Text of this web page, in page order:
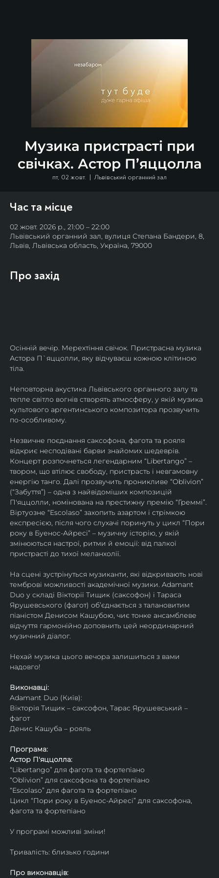
Музика пристрасті при
свічках. Астор П’яццолла
пт, 02 жовт.
  |
Львівський органний зал
Час та місце
02 жовт. 2026 р., 21:00 – 22:00
Львівський органний зал, вулиця Степана Бандери, 8,
Львів, Львівська область, Україна, 79000
Про захід
Осінній вечір. Мерехтіння свічок. Пристрасна музика
Астора П`яццолли, яку відчуваєш кожною клітиною
тіла.
Неповторна акустика Львівського органного залу та
тепле світло вогнів створять атмосферу, у якій музика
культового аргентинського композитора прозвучить
по-особливому.
Незвичне поєднання саксофона, фагота та рояля
відкриє несподівані барви знайомих шедеврів.
Концерт розпочнеться легендарним “Libertango” –
твором, що втілює свободу, пристрасть і невгамовну
енергію танго. Далі прозвучить проникливе “Oblivion”
(“Забуття”) – одна з найвідоміших композицій
П'яццолли, номінована на престижну премію “Греммі”.
Віртуозне “Escolaso” захопить азартом і стрімкою
експресією, після чого слухачі поринуть у цикл “Пори
року в Буенос-Айресі” – музичну історію, у якій
змінюються настрої, ритми й емоції: від палкої
пристрасті до тихої меланхолії.
На сцені зустрінуться музиканти, які відкривають нові
темброві можливості академічної музики. Adamant
Duo у складі Вікторії Тищик (саксофон) і Тараса
Ярушевського (фагот) об’єднається з талановитим
піаністом Денисом Кашубою, чиє тонке ансамблеве
відчуття гармонійно доповнить цей неординарний
музичний діалог.
Нехай музика цього вечора залишиться з вами
надовго!
Виконавці:
Adamant Duo (Київ):
Вікторія Тищик – саксофон, Тарас Ярушевський –
фагот
Денис Кашуба – рояль
Програма:
Астор П'яццолла:
“Libertango” для фагота та фортепіано
“Oblivion” для саксофона та фортепіано
“Escolaso” для фагота та фортепіано
Цикл “Пори року в Буенос-Айресі” для саксофона,
фагота та фортепіано
У програмі можливі зміни!
Тривалість: близько години
Про виконавців: